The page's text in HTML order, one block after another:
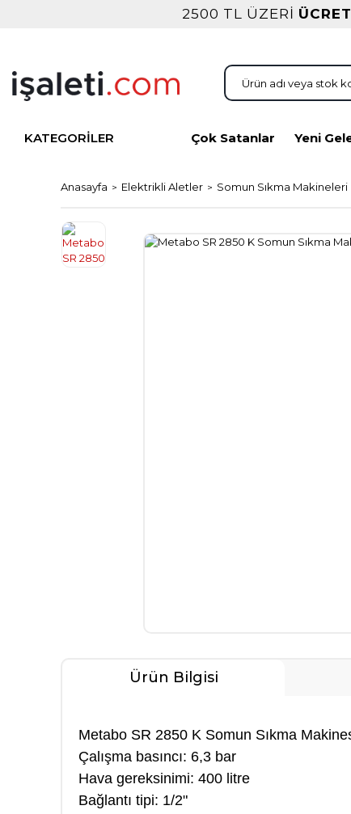
2500 TL ÜZERİ
KATEGORİLER Çok Satanlar Yeni
Anasayfa Elektrikli Aletler Somun Sıkma Makineleri
Ürün Bilgisi
Metabo SR 2850 K Somun Sıkma
Çalışma basıncı: 6,3 bar
Hava gereksinimi: 400 litre
Bağlantı tipi: 1/2"